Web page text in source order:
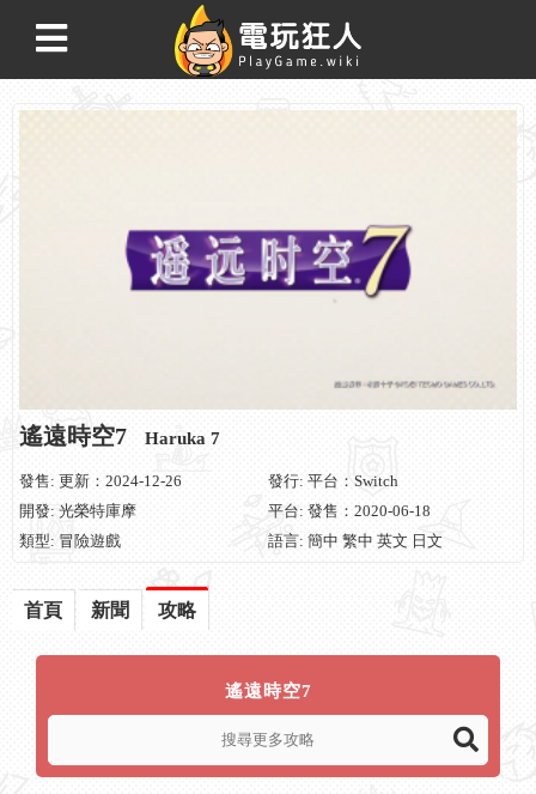
遙遠時空7 Haruka 7
發售: 更新：2024-12-26
發行: 平台：Switch
開發: 光榮特庫摩
平台: 發售：2020-06-18
類型: 冒險遊戲
語言: 簡中 繁中 英文 日文
首頁 新聞 攻略
遙遠時空7